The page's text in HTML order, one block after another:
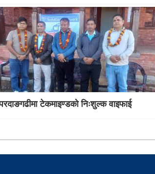
टेकमाइण्डको निःशुल्क वाइफाई